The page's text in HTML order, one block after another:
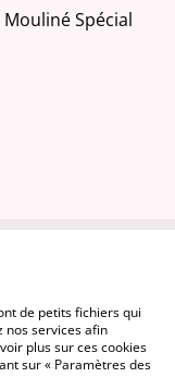
Mouliné Spécial
de cookies
de petits fichiers qui
nos services afin
plus sur ces cookies
sur « Paramètres des